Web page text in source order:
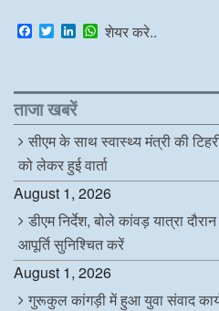
F
a
b
o
o
k
T
w
t
e
r
L
e
d
I
n
W
s
p
शेयर करे..
ताजा खबरें
सीएम के साथ स्वास्थ्य मंत्री की
को लेकर हुई वार्ता
August 1, 2026
डीएम निर्देश, बोले कांवड़ यात्रा
आपूर्ति सुनिश्चित करें
August 1, 2026
गुरूकुल कांगड़ी में हुआ युवा संवाद